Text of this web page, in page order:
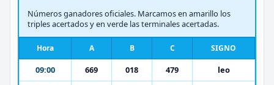
Números ganadores oficiales. Marcamos en amarillo los
triples acertados y en verde las terminales acertadas.
Hora A B C SIGNO
09:00 669 018 479
leo